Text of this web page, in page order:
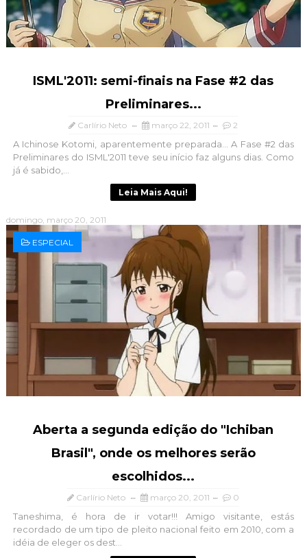
ISML'2011: semi-finais na Fase #2 das
Preliminares...
Carlírio Neto março 22, 2011 2
A Ichinose Kotomi, aparentemente preparada... A Fase #2 das
Preliminares do ISML'2011 teve seu início faz alguns dias. Como
já é sabido,...
Leia Mais Aqui!
domingo, março 20, 2011
ESPECIAL
Aberta a segunda edição do "Ichiban
Brasil", onde os melhores serão
escolhidos...
Carlírio Neto março 20, 2011 0
Taneshima, é hora de ir votar!!! Amigo visitante, estás
recordado de um tipo de pleito nacional feito em 2010, com a
idéia de eleger os dest...